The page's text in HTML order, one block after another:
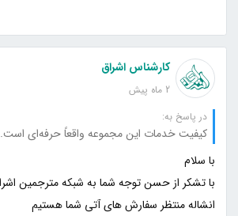
کارشناس اشراق
2 ماه پیش
در پاسخ به:
کیفیت خدمات این مجموعه واقعاً حرفه‌ای است.
انشاله منتظر سفارش های آتی شما هستیم